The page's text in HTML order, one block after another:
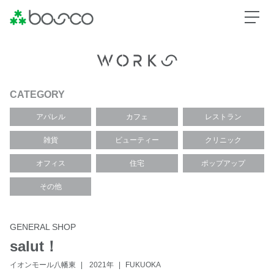
CATEGORY
アパレル カフェ レストラン
雑貨 ビューティー クリニック
オフィス 住宅 ポップアップ
その他
GENERAL SHOP
salut！
イオンモール八幡東 2021年 FUKUOKA